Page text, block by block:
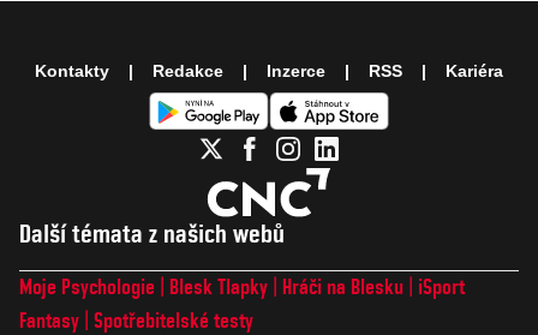
Další témata z našich webů
Moje Psychologie Blesk Tlapky Hráči na Blesku
iSport
Fantasy Spotřebitelské testy
Kontakty Redakce Inzerce RSS Kariéra